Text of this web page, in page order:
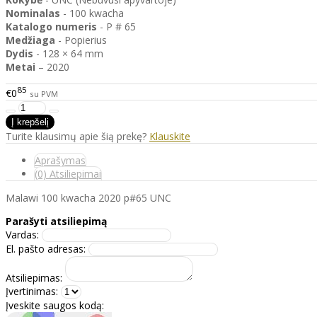
Nominalas - 100 kwacha
Katalogo numeris - P # 65
Medžiaga - Popierius
Dydis - 128 × 64 mm
Metai – 2020
€085 su PVM
Turite klausimų apie šią prekę? Klauskite
Aprašymas
(0) Atsiliepimai
Malawi 100 kwacha 2020 p#65 UNC
Parašyti atsiliepimą
Vardas:
El. pašto adresas:
Atsiliepimas:
Įvertinimas:
Įveskite saugos kodą: